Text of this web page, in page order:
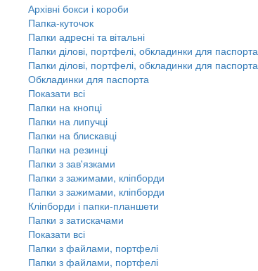
Архівні бокси і короби
Папка-куточок
Папки адресні та вітальні
Папки ділові, портфелі, обкладинки для паспорта
Папки ділові, портфелі, обкладинки для паспорта
Обкладинки для паспорта
Показати всі
Папки на кнопці
Папки на липучці
Папки на блискавці
Папки на резинці
Папки з зав'язками
Папки з зажимами, кліпборди
Папки з зажимами, кліпборди
Кліпборди і папки-планшети
Папки з затискачами
Показати всі
Папки з файлами, портфелі
Папки з файлами, портфелі